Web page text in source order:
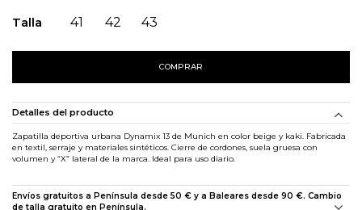
Talla 41 42 43
COMPRAR
Detalles del producto
Zapatilla deportiva urbana Dynamix 13 de Munich en color beige y kaki. Fabricada
en textil, serraje y materiales sintéticos. Cierre de cordones, suela gruesa con
volumen y “X” lateral de la marca. Ideal para uso diario.
Envíos gratuitos a Península desde 50 € y a Baleares desde 90 €. Cambio
de talla gratuito en Península.